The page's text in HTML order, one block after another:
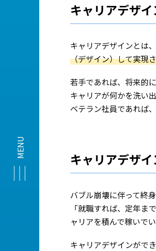
キャリアデザ
キャリアデザインとは
（デザイン）して実現
若手であれば、将来的
キャリアが何かを洗い
ベテラン社員であれば
キャリアデザ
バブル崩壊に伴って終
「就職すれば、定年
ャリアを積んで稼いで
キャリアデザインがで